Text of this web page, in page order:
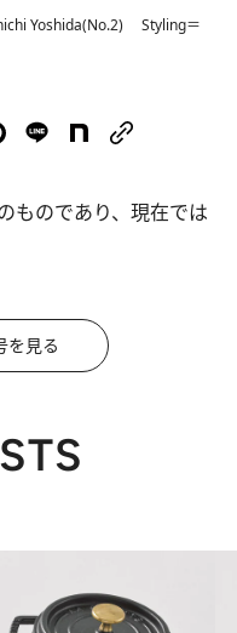
Yoshida(No.2) Styling＝
ものであり、現在では
を見る